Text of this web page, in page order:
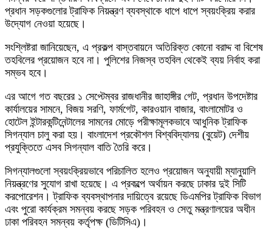
প্রধান সড়কগুলোর ট্রাফিক নিয়ন্ত্রণ ব্যবস্থাকে ধাপে ধাপে স্বয়ংক্রিয় করার
উদ্যোগ নেওয়া হয়েছে।
সংশ্লিষ্টরা জানিয়েছেন, এ প্রকল্প বাস্তবায়নে অতিরিক্ত কোনো বরাদ্দ বা বিশেষ
তহবিলের প্রয়োজন হবে না। পুলিশের নিজস্ব তহবিল থেকেই ব্যয় নির্বাহ করা
সম্ভব হবে।
এর আগে গত বছরের ১ সেপ্টেম্বর রাজধানীর জাহাঙ্গীর গেট, প্রধান উপদেষ্টার
কার্যালয়ের সামনে, বিজয় সরণি, ফার্মগেট, কারওয়ান বাজার, বাংলামোটর ও
হোটেল ইন্টারকন্টিনেন্টালের সামনের মোড়ে পরীক্ষামূলকভাবে আধুনিক ট্রাফিক
সিগন্যাল চালু করা হয়। বাংলাদেশ প্রকৌশল বিশ্ববিদ্যালয় (বুয়েট) দেশীয়
প্রযুক্তিতে এসব সিগন্যাল বাতি তৈরি করে।
সিগন্যালগুলো স্বয়ংক্রিয়ভাবে পরিচালিত হলেও প্রয়োজন অনুযায়ী ম্যানুয়ালি
নিয়ন্ত্রণের সুযোগ রাখা হয়েছে। এ প্রকল্পে অর্থায়ন করছে ঢাকার দুই সিটি
করপোরেশন। ট্রাফিক ব্যবস্থাপনার দায়িত্বে রয়েছে ডিএমপির ট্রাফিক বিভাগ
এবং পুরো কার্যক্রম সমন্বয় করছে সড়ক পরিবহন ও সেতু মন্ত্রণালয়ের অধীন
ঢাকা পরিবহন সমন্বয় কর্তৃপক্ষ (ডিটিসিএ)।